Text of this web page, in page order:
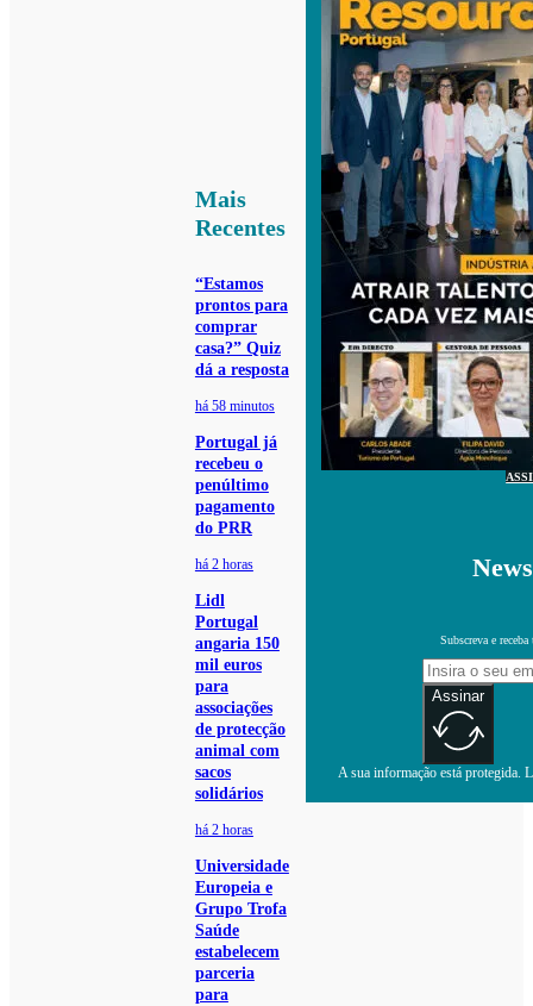
Mais
Recentes
“Estamos
prontos para
comprar
casa?” Quiz
dá a resposta
há 58 minutos
Portugal já
recebeu o
penúltimo
pagamento
do PRR
há 2 horas
Lidl
Portugal
angaria 150
mil euros
para
associações
de protecção
animal com
sacos
solidários
há 2 horas
Universidade
Europeia e
Grupo Trofa
Saúde
estabelecem
parceria
para
Subscreva e
Assinar
A sua informação está protegida.